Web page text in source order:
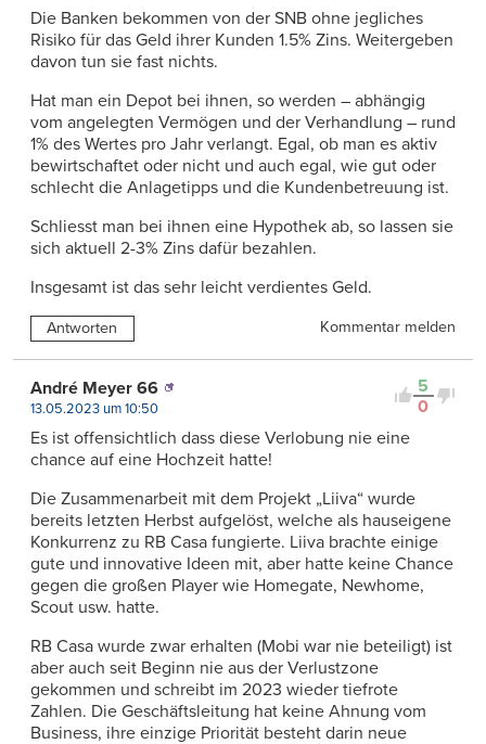
Die Banken bekommen von der SNB ohne jegliches
Risiko für das Geld ihrer Kunden 1.5% Zins. Weitergeben
davon tun sie fast nichts.
Hat man ein Depot bei ihnen, so werden – abhängig
vom angelegten Vermögen und der Verhandlung – rund
1% des Wertes pro Jahr verlangt. Egal, ob man es aktiv
bewirtschaftet oder nicht und auch egal, wie gut oder
schlecht die Anlagetipps und die Kundenbetreuung ist.
Schliesst man bei ihnen eine Hypothek ab, so lassen sie
sich aktuell 2-3% Zins dafür bezahlen.
Insgesamt ist das sehr leicht verdientes Geld.
Antworten Kommentar melden
5
0
André Meyer 66
13.05.2023 um 10:50
Es ist offensichtlich dass diese Verlobung nie eine
chance auf eine Hochzeit hatte!
Die Zusammenarbeit mit dem Projekt „Liiva“ wurde
bereits letzten Herbst aufgelöst, welche als hauseigene
Konkurrenz zu RB Casa fungierte. Liiva brachte einige
gute und innovative Ideen mit, aber hatte keine Chance
gegen die großen Player wie Homegate, Newhome,
Scout usw. hatte.
RB Casa wurde zwar erhalten (Mobi war nie beteiligt) ist
aber auch seit Beginn nie aus der Verlustzone
gekommen und schreibt im 2023 wieder tiefrote
Zahlen. Die Geschäftsleitung hat keine Ahnung vom
Business, ihre einzige Priorität besteht darin neue